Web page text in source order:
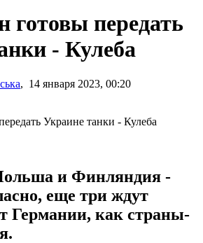
готовы передать
- Кулеба
, 14 января 2023, 00:20
и Финляндия -
еще три ждут
Германии, как страны-